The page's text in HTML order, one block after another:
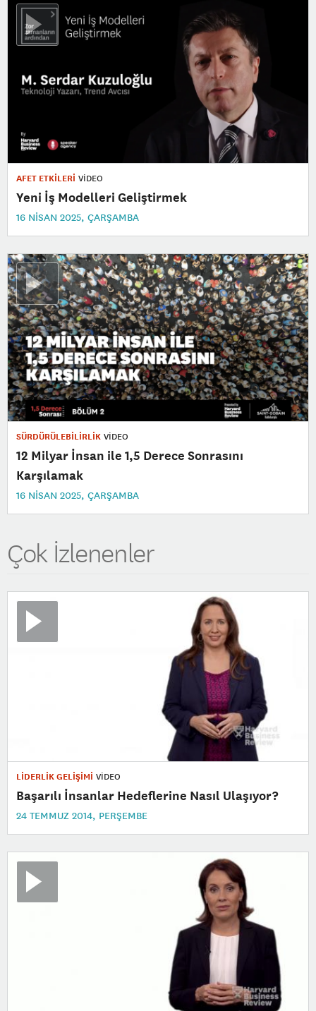
AFET ETKİLERİ VİDEO
Yeni İş Modelleri Geliştirmek
16 NISAN 2025, ÇARŞAMBA
SÜRDÜRÜLEBİLİRLİK VİDEO
12 Milyar İnsan ile 1,5 Derece Sonrasını
Karşılamak
16 NISAN 2025, ÇARŞAMBA
Çok İzlenenler
LİDERLİK GELİŞİMİ VİDEO
Başarılı İnsanlar Hedeflerine Nasıl Ulaşıyor?
24 TEMMUZ 2014, PERŞEMBE